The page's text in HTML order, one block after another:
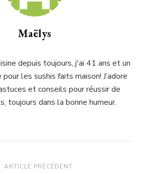
Maëlys
depuis toujours, j'ai 41 ans et un
les sushis faits maison! J’adore
et conseils pour réussir de
toujours dans la bonne humeur.
ARTICLE PRÉCÉDENT